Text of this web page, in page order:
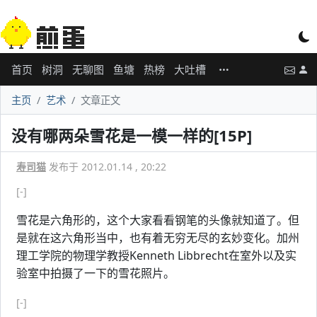
首页 树洞 无聊图 鱼塘 热榜 大吐槽
主页 艺术 文章正文
没有哪两朵雪花是一模一样的[15P]
寿司猫 发布于 2012.01.14 , 20:22
[-]
雪花是六角形的，这个大家看看钢笔的头像就知道了。但
是就在这六角形当中，也有着无穷无尽的玄妙变化。加州
理工学院的物理学教授Kenneth Libbrecht在室外以及实
验室中拍摄了一下的雪花照片。
[-]